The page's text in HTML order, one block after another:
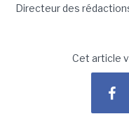
Directeur des
Cet article